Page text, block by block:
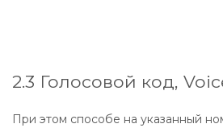
2.3 Голосовой код,
При этом способе на указанный